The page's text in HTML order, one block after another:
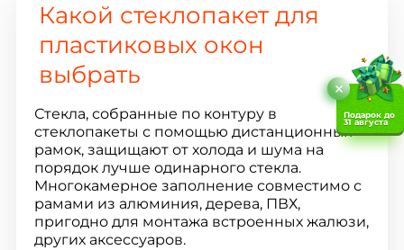
Какой стеклопакет для
пластиковых окон
выбрать
Стекла, собранные по контуру в
стеклопакеты с помощью дистанционных
рамок, защищают от холода и шума на
порядок лучше одинарного стекла.
Многокамерное заполнение совместимо с
рамами из алюминия, дерева, ПВХ,
пригодно для монтажа встроенных жалюзи,
других аксессуаров.
Подарок до
31 августа